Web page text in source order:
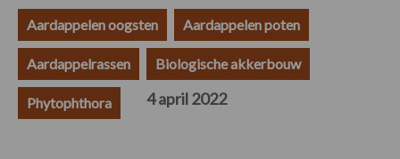
Aardappelen oogsten Aardappelen poten
Aardappelrassen Biologische akkerbouw
Phytophthora 4 april 2022